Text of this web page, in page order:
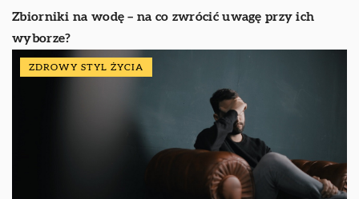
Zbiorniki na wodę – na co zwrócić uwagę przy ich
wyborze?
ZDROWY STYL ŻYCIA